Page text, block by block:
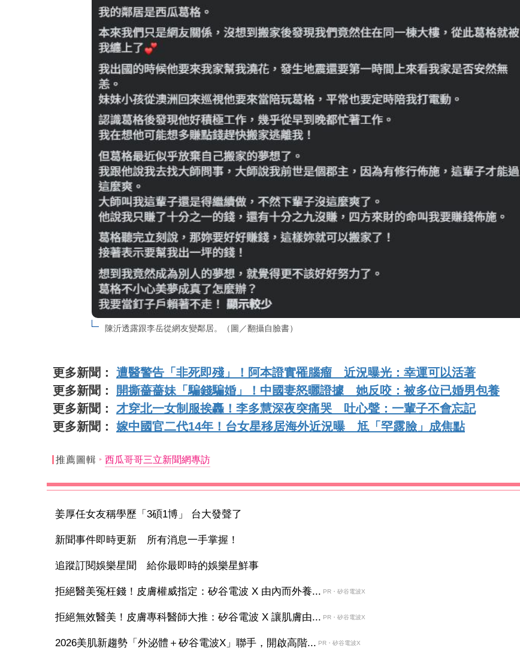
陳沂透露跟李岳從網友變鄰居。（圖／翻攝自臉書）
更多新聞： 遭醫警告「非死即殘」！阿本證實罹腦瘤 近況曝光：幸運可以活著
更多新聞：
開撕薔薔妹「騙錢騙婚」！中國妻怒曬證據 她反咬：被多位已婚男包養
更多新聞： 才穿北一女制服挨轟！李多慧深夜突痛哭 吐心聲：一輩子不會忘記
更多新聞： 嫁中國官二代14年！台女星移居海外近況曝 尪「罕露臉」成焦點
推薦圖輯 西瓜哥哥三立新聞網專訪
姜厚任女友稱學歷「3碩1博」 台大發聲了
新聞事件即時更新 所有消息一手掌握！
追蹤訂閱娛樂星聞 給你最即時的娛樂星鮮事
拒絕醫美冤枉錢！皮膚權威指定：矽谷電波 X 由內而外養... PR・矽谷電波X
拒絕無效醫美！皮膚專科醫師大推：矽谷電波 X 讓肌膚由... PR・矽谷電波X
2026美肌新趨勢「外泌體＋矽谷電波X」聯手，開啟高階... PR・矽谷電波X